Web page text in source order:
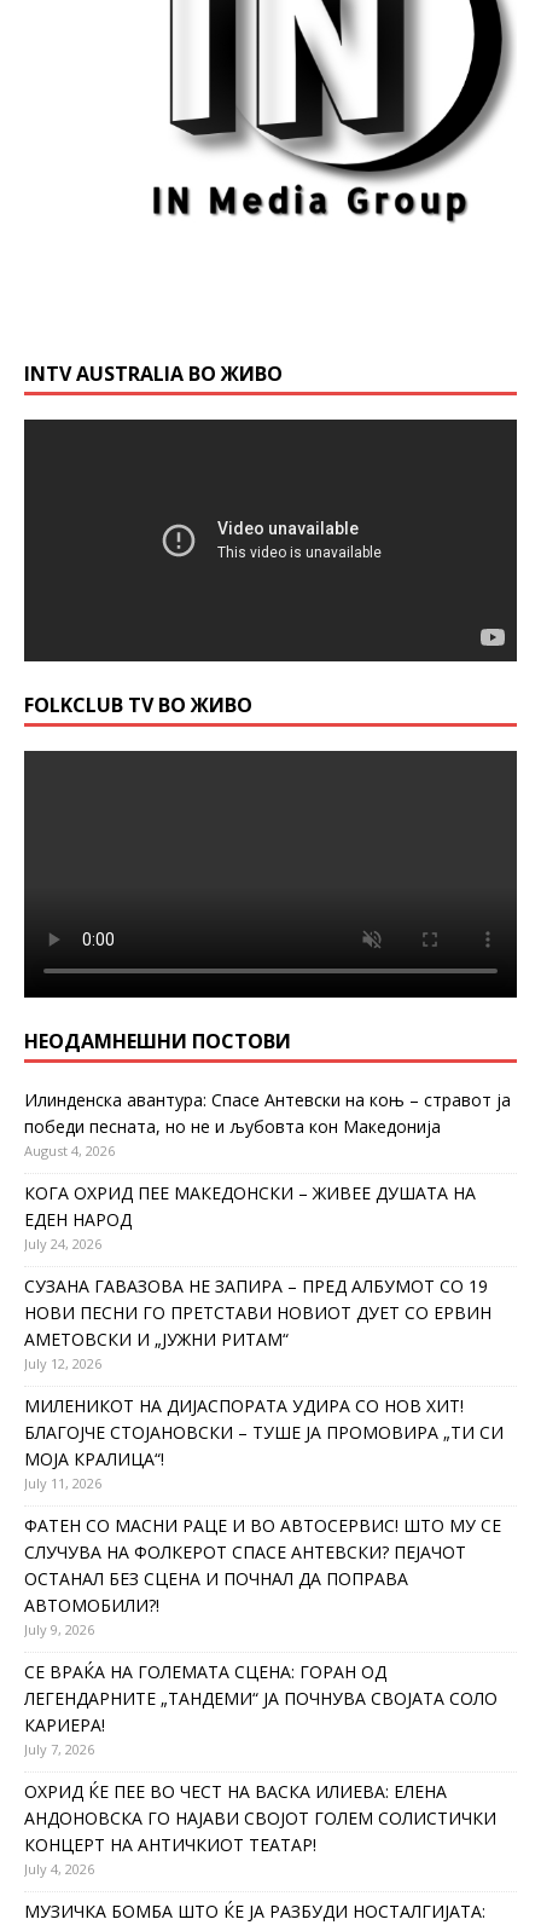
INTV AUSTRALIA ВО ЖИВО
FOLKCLUB TV ВО ЖИВО
НЕОДАМНЕШНИ ПОСТОВИ
Илинденска авантура: Спасе Антевски на коњ – стравот ја
победи песната, но не и љубовта кон Македонија
August 4, 2026
КОГА ОХРИД ПЕЕ МАКЕДОНСКИ – ЖИВЕЕ ДУШАТА НА
ЕДЕН НАРОД
July 24, 2026
СУЗАНА ГАВАЗОВА НЕ ЗАПИРА – ПРЕД АЛБУМОТ СО 19
НОВИ ПЕСНИ ГО ПРЕТСТАВИ НОВИОТ ДУЕТ СО ЕРВИН
АМЕТОВСКИ И „ЈУЖНИ РИТАМ“
July 12, 2026
МИЛЕНИКОТ НА ДИЈАСПОРАТА УДИРА СО НОВ ХИТ!
БЛАГОЈЧЕ СТОЈАНОВСКИ – ТУШЕ ЈА ПРОМОВИРА „ТИ СИ
МОЈА КРАЛИЦА“!
July 11, 2026
ФАТЕН СО МАСНИ РАЦЕ И ВО АВТОСЕРВИС! ШТО МУ СЕ
СЛУЧУВА НА ФОЛКЕРОТ СПАСЕ АНТЕВСКИ? ПЕЈАЧОТ
ОСТАНАЛ БЕЗ СЦЕНА И ПОЧНАЛ ДА ПОПРАВА
АВТОМОБИЛИ?!
July 9, 2026
СЕ ВРАЌА НА ГОЛЕМАТА СЦЕНА: ГОРАН ОД
ЛЕГЕНДАРНИТЕ „ТАНДЕМИ“ ЈА ПОЧНУВА СВОЈАТА СОЛО
КАРИЕРА!
July 7, 2026
ОХРИД ЌЕ ПЕЕ ВО ЧЕСТ НА ВАСКА ИЛИЕВА: ЕЛЕНА
АНДОНОВСКА ГО НАЈАВИ СВОЈОТ ГОЛЕМ СОЛИСТИЧКИ
КОНЦЕРТ НА АНТИЧКИОТ ТЕАТАР!
July 4, 2026
МУЗИЧКА БОМБА ШТО ЌЕ ЈА РАЗБУДИ НОСТАЛГИЈАТА: